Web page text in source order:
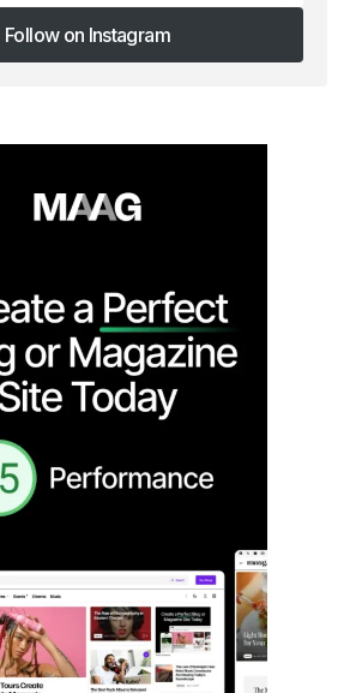
Follow on Instagram
Follow on Instagram